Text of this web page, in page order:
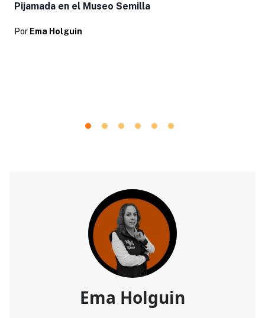
Pijamada en el Museo Semilla
Por Ema Holguin
Ema Holguin